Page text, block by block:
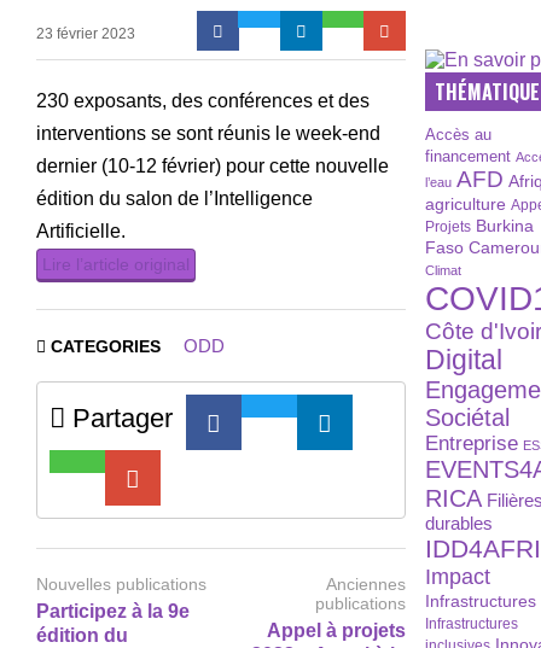
23 février 2023
230 exposants, des conférences et des
interventions se sont réunis le week-end
dernier (10-12 février) pour cette nouvelle
édition du salon de l’Intelligence
Artificielle.
Lire l’article original
CATEGORIES ODD
Partager
Nouvelles publications
Participez à la 9e
édition du
Anciennes
publications
Appel à projets
Accès au
financement
l’eau AFD
agriculture
Projets Burkina
Faso
Climat
Côte
Digital
Sociétal
Entreprise
RICA
durables
Impact
Infrastructures
Infrastructures